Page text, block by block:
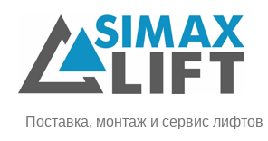
Поставка, монтаж и сервис лифтов